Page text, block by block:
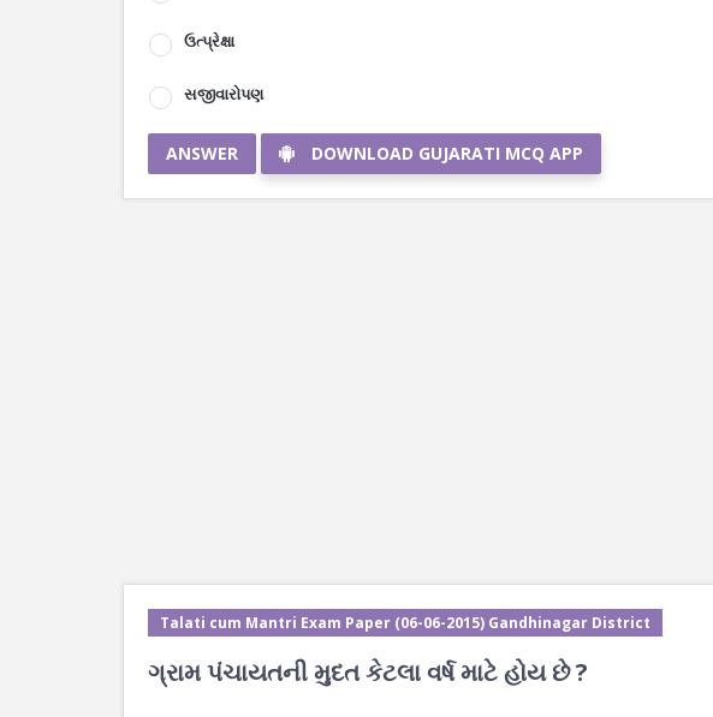
ઉત્પ્રેક્ષા
સજીવારોપણ
ANSWER DOWNLOAD GUJARATI MCQ APP
Talati cum Mantri Exam Paper (06-06-2015) Gandhinagar District
ગ્રામ પંચાયતની મુદત કેટલા વર્ષ માટે હોય છે ?